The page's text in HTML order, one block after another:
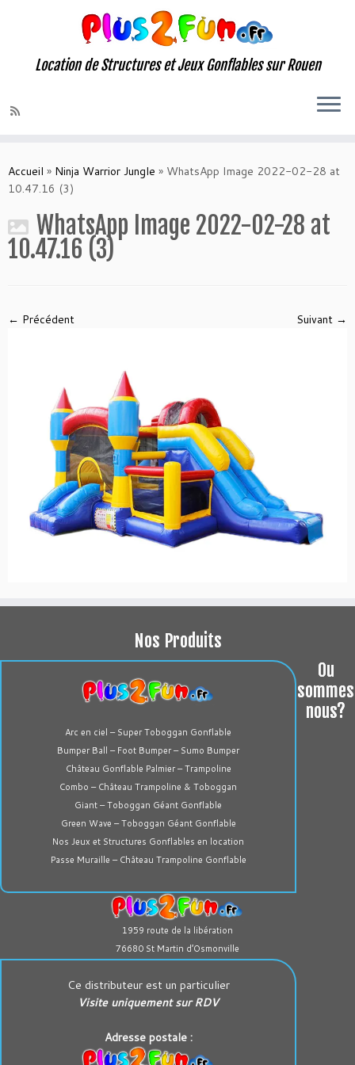
to
content
Location de Structures et Jeux Gonflables sur Rouen
Accueil » Ninja Warrior Jungle » WhatsApp Image 2022-02-28 at
10.47.16 (3)
WhatsApp Image 2022-02-28 at
10.47.16 (3)
← Précédent Suivant →
Nos Produits
Arc en ciel – Super Toboggan Gonflable
Bumper Ball – Foot Bumper – Sumo Bumper
Château Gonflable Palmier – Trampoline
Combo – Château Trampoline & Toboggan
Giant – Toboggan Géant Gonflable
Green Wave – Toboggan Géant Gonflable
Nos Jeux et Structures Gonflables en location
Passe Muraille – Château Trampoline Gonflable
Ou
sommes
nous?
1959 route de la libération
76680 St Martin d’Osmonville
Ce distributeur est un particulier
Visite uniquement sur RDV
Adresse postale :